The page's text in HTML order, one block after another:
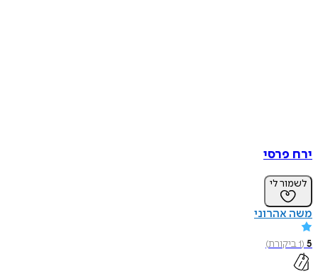
ירח פרסי
לשמור לי
משה אהרוני
5
(
1ביקורת)